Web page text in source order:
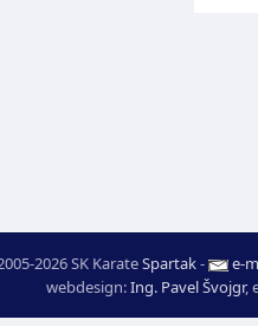
2026 SK KarateSpartak- e-
webdesign:Ing. Pavel Švojgr,